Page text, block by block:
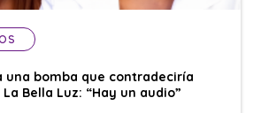
una bomba que contradeciría
Bella Luz: “Hay un audio”